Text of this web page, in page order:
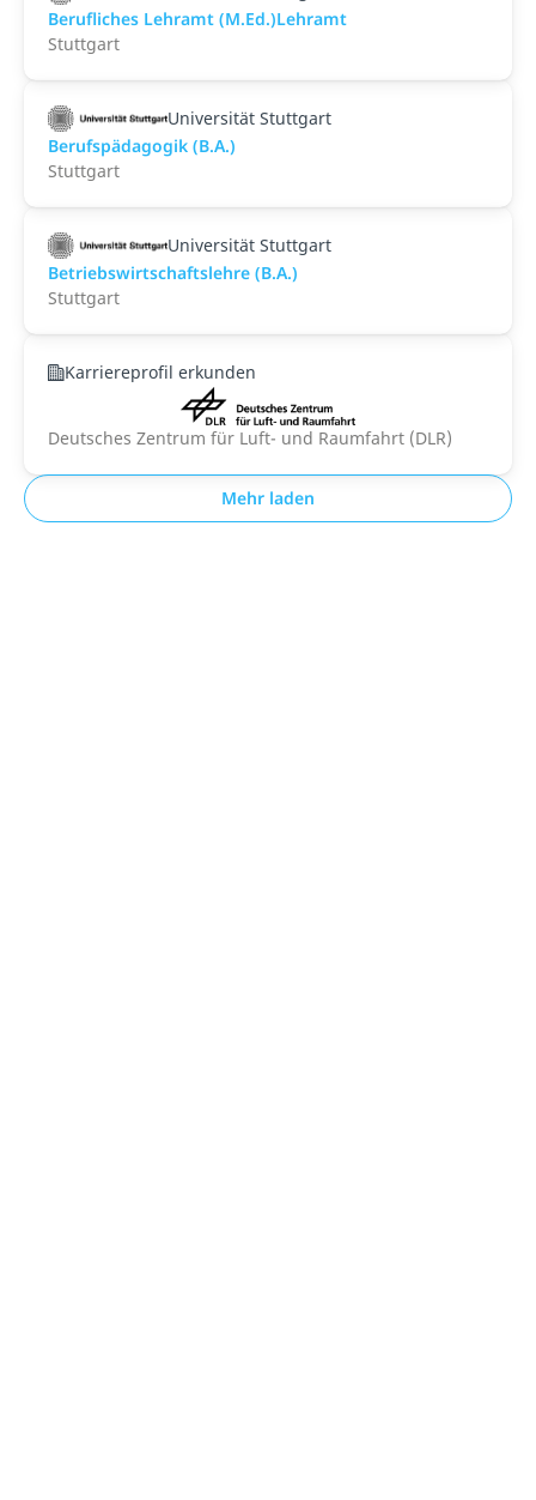
Berufliches Lehramt (M.Ed.)Lehramt
Stuttgart
Universität Stuttgart
Berufspädagogik (B.A.)
Stuttgart
Universität Stuttgart
Betriebswirtschaftslehre (B.A.)
Stuttgart
Karriereprofil erkunden
Deutsches Zentrum für Luft- und Raumfahrt (DLR)
Mehr laden